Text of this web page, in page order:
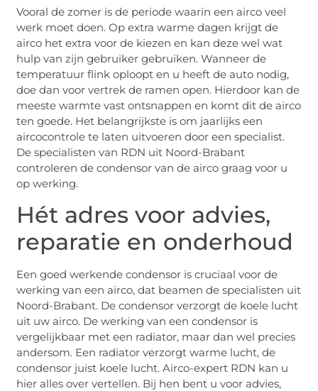
Vooral de zomer is de periode waarin een airco veel
werk moet doen. Op extra warme dagen krijgt de
airco het extra voor de kiezen en kan deze wel wat
hulp van zijn gebruiker gebruiken. Wanneer de
temperatuur flink oploopt en u heeft de auto nodig,
doe dan voor vertrek de ramen open. Hierdoor kan de
meeste warmte vast ontsnappen en komt dit de airco
ten goede. Het belangrijkste is om jaarlijks een
aircocontrole te laten uitvoeren door een specialist.
De specialisten van RDN uit Noord-Brabant
controleren de condensor van de airco graag voor u
op werking.
Hét adres voor advies,
reparatie en onderhoud
Een goed werkende condensor is cruciaal voor de
werking van een airco, dat beamen de specialisten uit
Noord-Brabant. De condensor verzorgt de koele lucht
uit uw airco. De werking van een condensor is
vergelijkbaar met een radiator, maar dan wel precies
andersom. Een radiator verzorgt warme lucht, de
condensor juist koele lucht. Airco-expert RDN kan u
hier alles over vertellen. Bij hen bent u voor advies,